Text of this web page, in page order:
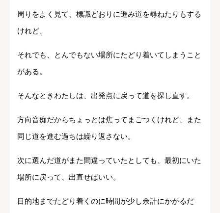
周りをよく見て、標識どおりに進み道を尋ねたりもする
けれど、
それでも、とんでもない場所にたどり着いてしまうこと
がある。
そんなときわたしは、出発点に戻って道を探し直す。
方向音痴だからちょっとは焦ってまごつくけれど、また
同じ道を進む過ちは繰り返さない。
次に選んだ道がまた間違っていたとしても、最初にいた
場所に戻って、出直せばいい。
目的地までたどり着くのに時間が少し余計にかかるだ